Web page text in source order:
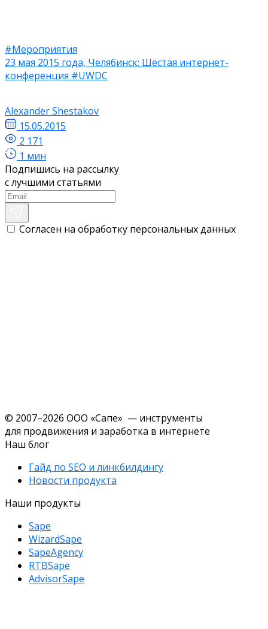
#Мероприятия
23 мая 2015 года, Челябинск: Шестая интернет-
конференция #UWDC
Alexander Shestakov
15.05.2015
2 171
1 мин
Подпишись на рассылку
с лучшими статьями
Согласен на обработку персональных данных
© 2007–2026 ООО «Сапе» — инструменты
для продвижения и заработка в интернете
Наш блог
Гайд по SEO и линкбилдингу
Новости продукта
Наши продукты
Sape
WizardSape
SapeAgency
RTBSape
AdvisorSape